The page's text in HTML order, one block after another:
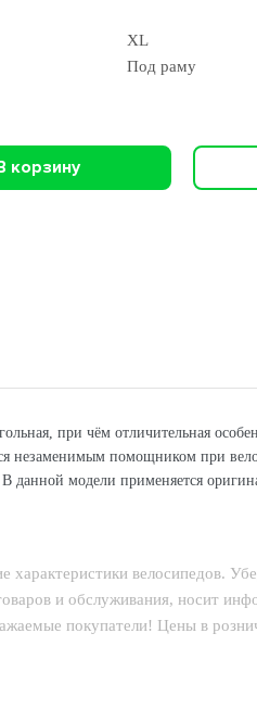
XL
Под раму
корзину
при чём отличительная
незаменимым помощником при
данной модели применяется
характеристики велосипедов.
и обслуживания, носит
покупатели! Цены в